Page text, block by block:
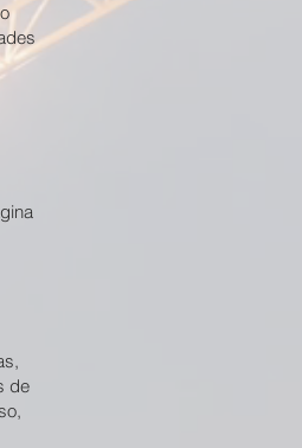
de